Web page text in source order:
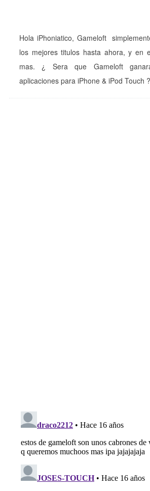
Hola iPhoniatico, Gameloft
los mejores titulos hasta ahora, y en
mas. ¿ Sera que Gameloft
aplicaciones para iPhone & iPod Touch ?